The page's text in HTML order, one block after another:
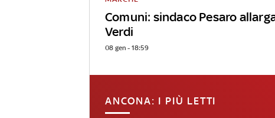
Comuni: sindaco Pesaro
Verdi
08 gen - 18:59
ANCONA: I PIÙ LETTI